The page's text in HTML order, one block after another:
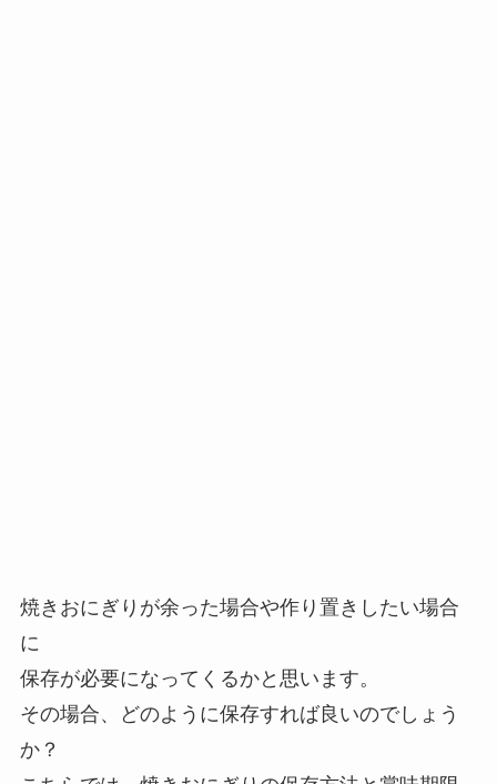
焼きおにぎりが余った場合や作り置きしたい場合
に
保存が必要になってくるかと思います。
その場合、どのように保存すれば良いのでしょう
か？